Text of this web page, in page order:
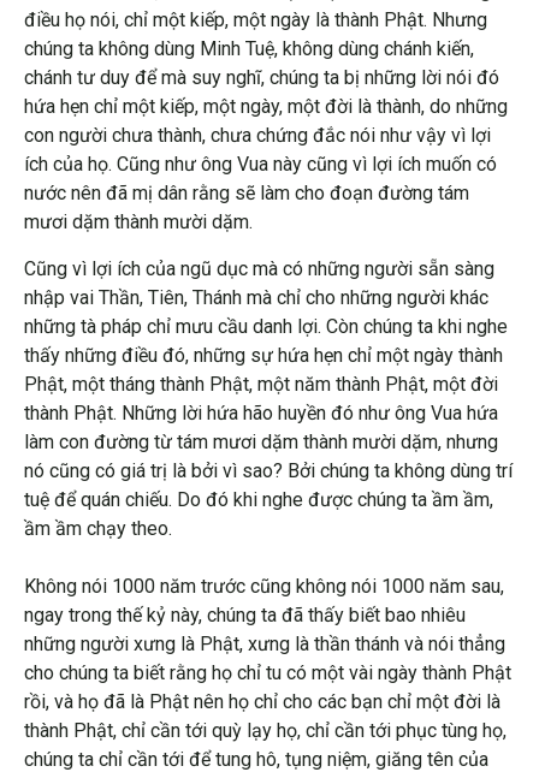
điều họ nói, chỉ một kiếp, một ngày là thành Phật. Nhưng
chúng ta không dùng Minh Tuệ, không dùng chánh kiến,
chánh tư duy để mà suy nghĩ, chúng ta bị những lời nói đó
hứa hẹn chỉ một kiếp, một ngày, một đời là thành, do những
con người chưa thành, chưa chứng đắc nói như vậy vì lợi
ích của họ. Cũng như ông Vua này cũng vì lợi ích muốn có
nước nên đã mị dân rằng sẽ làm cho đoạn đường tám
mươi dặm thành mười dặm.
Cũng vì lợi ích của ngũ dục mà có những người sẵn sàng
nhập vai Thần, Tiên, Thánh mà chỉ cho những người khác
những tà pháp chỉ mưu cầu danh lợi. Còn chúng ta khi nghe
thấy những điều đó, những sự hứa hẹn chỉ một ngày thành
Phật, một tháng thành Phật, một năm thành Phật, một đời
thành Phật. Những lời hứa hão huyền đó như ông Vua hứa
làm con đường từ tám mươi dặm thành mười dặm, nhưng
nó cũng có giá trị là bởi vì sao? Bởi chúng ta không dùng trí
tuệ để quán chiếu. Do đó khi nghe được chúng ta ầm ầm,
ầm ầm chạy theo.
Không nói 1000 năm trước cũng không nói 1000 năm sau,
ngay trong thế kỷ này, chúng ta đã thấy biết bao nhiêu
những người xưng là Phật, xưng là thần thánh và nói thẳng
cho chúng ta biết rằng họ chỉ tu có một vài ngày thành Phật
rồi, và họ đã là Phật nên họ chỉ cho các bạn chỉ một đời là
thành Phật, chỉ cần tới quỳ lạy họ, chỉ cần tới phục tùng họ,
chúng ta chỉ cần tới để tung hô, tụng niệm, giăng tên của